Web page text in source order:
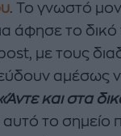
. Το γνωστό
άφησε το δικό
με τους
αμέσως
«Άντε και στα
το σημείο